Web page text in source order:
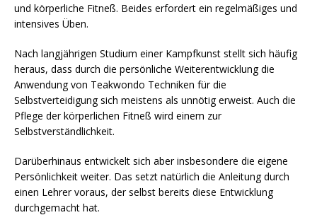
und körperliche Fitneß. Beides erfordert ein regelmäßiges und
intensives Üben.
Nach langjährigen Studium einer Kampfkunst stellt sich häufig
heraus, dass durch die persönliche Weiterentwicklung die
Anwendung von Teakwondo Techniken für die
Selbstverteidigung sich meistens als unnötig erweist. Auch die
Pflege der körperlichen Fitneß wird einem zur
Selbstverständlichkeit.
Darüberhinaus entwickelt sich aber insbesondere die eigene
Persönlichkeit weiter. Das setzt natürlich die Anleitung durch
einen Lehrer voraus, der selbst bereits diese Entwicklung
durchgemacht hat.